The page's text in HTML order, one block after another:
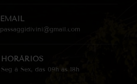
EMAIL
passaggidivini@gmail.com
HORÁRIOS
Seg à Sex, das 09h às 18h